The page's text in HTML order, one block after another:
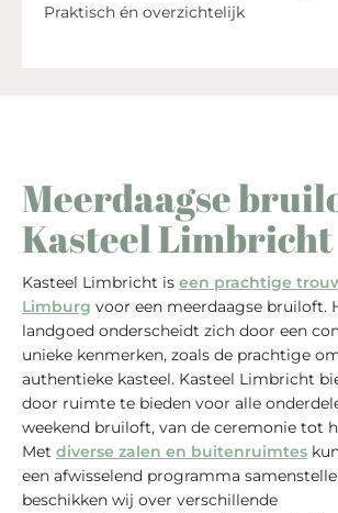
Praktisch én overzichtelijk
Meerdaagse
Kasteel Limbricht
Kasteel Limbricht is een prachtige
Limburg voor een meerdaagse bruiloft.
landgoed onderscheidt zich door een
unieke kenmerken, zoals de prachtige
authentieke kasteel. Kasteel Limbricht
door ruimte te bieden voor alle
weekend bruiloft, van de ceremonie tot
Met diverse zalen en buitenruimtes
een afwisselend programma
beschikken wij over verschillende